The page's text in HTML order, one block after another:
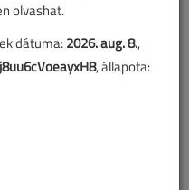
olvashat.
dátuma:2026. aug. 8.,
, állapota: